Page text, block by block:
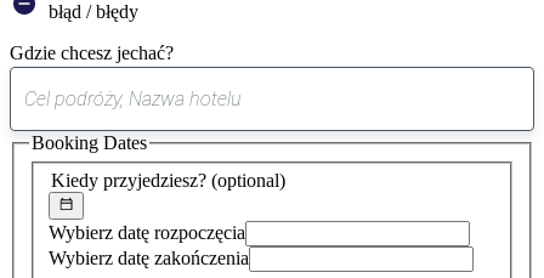
błąd / błędy
Gdzie chcesz jechać?
sugestia
została
znaleziona
Kiedy przyjedziesz? (optional)
Wybierz datę rozpoczęcia
Wybierz datę zakończenia
Booking Dates